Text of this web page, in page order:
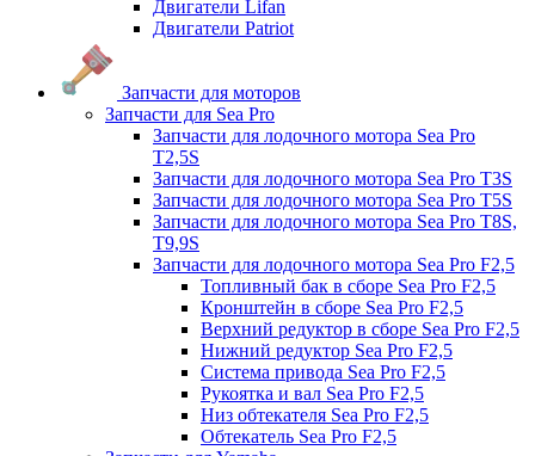
Двигатели Lifan
Двигатели Patriot
Запчасти для моторов
Запчасти для Sea Pro
Запчасти для лодочного мотора Sea Pro
Т2,5S
Запчасти для лодочного мотора Sea Pro Т3S
Запчасти для лодочного мотора Sea Pro Т5S
Запчасти для лодочного мотора Sea Pro Т8S,
T9,9S
Запчасти для лодочного мотора Sea Pro F2,5
Топливный бак в сборе Sea Pro F2,5
Кронштейн в сборе Sea Pro F2,5
Верхний редуктор в сборе Sea Pro F2,5
Нижний редуктор Sea Pro F2,5
Система привода Sea Pro F2,5
Рукоятка и вал Sea Pro F2,5
Низ обтекателя Sea Pro F2,5
Обтекатель Sea Pro F2,5